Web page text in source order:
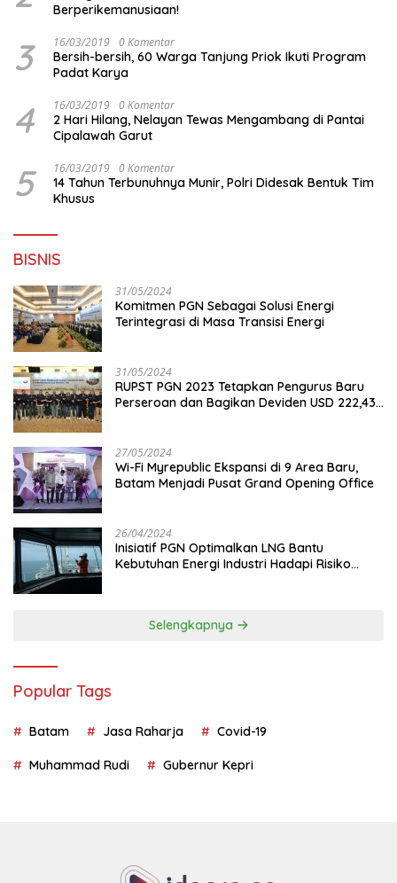
Berperikemanusiaan!
3 16/03/2019 0 Komentar
Bersih-bersih, 60 Warga Tanjung Priok Ikuti Program
Padat Karya
4 16/03/2019 0 Komentar
2 Hari Hilang, Nelayan Tewas Mengambang di Pantai
Cipalawah Garut
5 16/03/2019 0 Komentar
14 Tahun Terbunuhnya Munir, Polri Didesak Bentuk Tim
Khusus
BISNIS
31/05/2024
Komitmen PGN Sebagai Solusi Energi
Terintegrasi di Masa Transisi Energi
31/05/2024
RUPST PGN 2023 Tetapkan Pengurus Baru
Perseroan dan Bagikan Deviden USD 222,43
27/05/2024
Wi-Fi Myrepublic Ekspansi di 9 Area Baru,
Batam Menjadi Pusat Grand Opening Office
26/04/2024
Inisiatif PGN Optimalkan LNG Bantu
Kebutuhan Energi Industri Hadapi Risiko
Selengkapnya
Popular Tags
Batam Jasa Raharja Covid-19
Muhammad Rudi Gubernur Kepri